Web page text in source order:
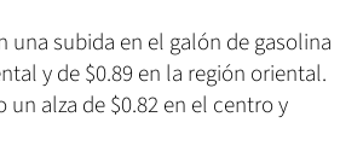
una subida en el galón de gasolina
y de $0.89 en la región oriental.
alza de $0.82 en el centro y